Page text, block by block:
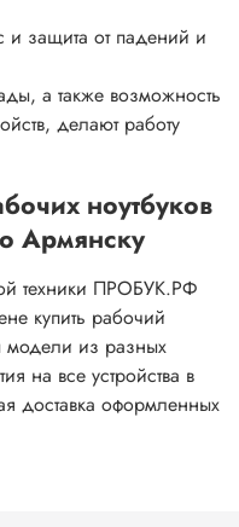
и защита от падений и
а также возможность
делают работу
ноутбуков
Армянску
техники ПРОБУК.РФ
купить рабочий
модели из разных
на все устройства в
доставка оформленных